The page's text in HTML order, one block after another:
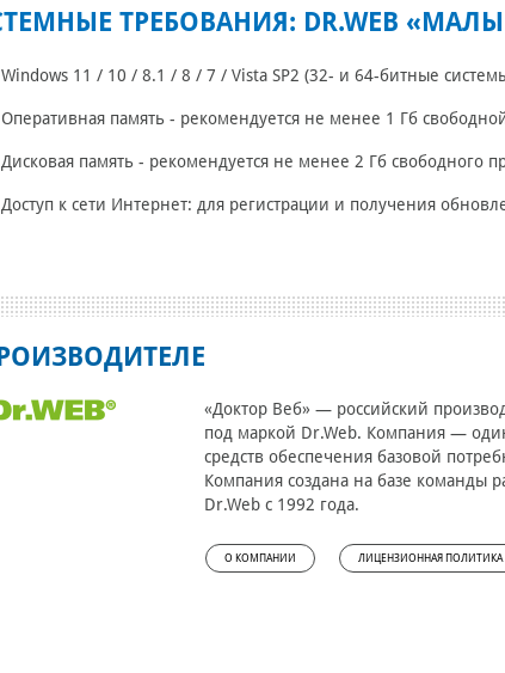
ТРЕБОВАНИЯ: DR.WEB
Windows 11 / 10 / 8.1 / 8 / 7 / Vista SP2 (32- и 64-битные
Оперативная память - рекомендуется не менее 1 Гб
Дисковая память - рекомендуется не менее 2 Гб свободного
Доступ к сети Интернет: для регистрации и получения
«Доктор Веб» — российский
под маркой Dr.Web. Компания —
средств обеспечения базовой
Компания создана на базе команды
Dr.Web с 1992 года.
О КОМПАНИИ ЛИЦЕНЗИОННАЯ ПОЛИТИКА